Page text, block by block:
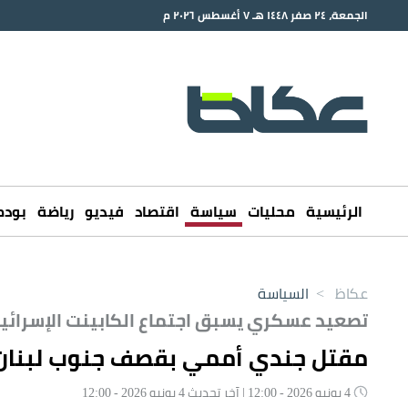
الجمعة، ٢٤ صفر ١٤٤٨ هـ ٧ أغسطس ٢٠٢٦ م
الرئيسية محليات سياسة اقتصاد فيديو رياضة
عكاظ > السياسة
تصعيد عسكري يسبق اجتماع الكابينت
مقتل جندي أممي بقصف جنوب